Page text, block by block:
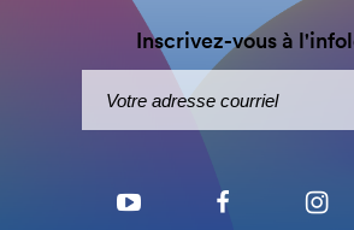
Inscrivez-vous à